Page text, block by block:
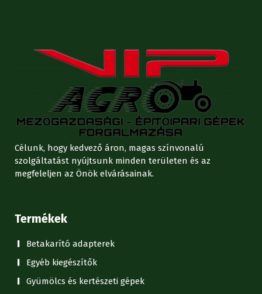
Célunk, hogy kedvező áron, magas színvonalú
szolgáltatást nyújtsunk minden területen és az
megfeleljen az Önök elvárásainak.
Termékek
Betakarító adapterek
Egyéb kiegészítők
Gyümölcs és kertészeti gépek